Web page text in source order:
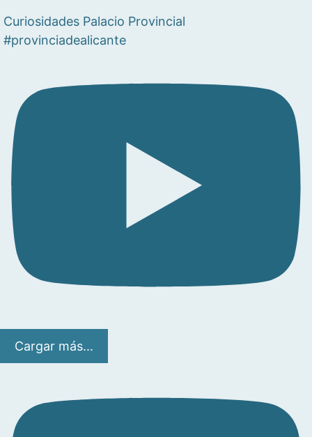
Curiosidades Palacio Provincial
#provinciadealicante
Cargar más...